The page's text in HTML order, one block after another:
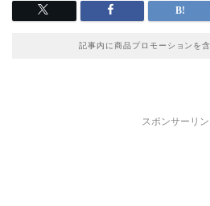
記事内に商品プロモーションを
スポンサーリン